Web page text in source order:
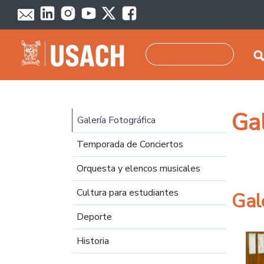
Pasar al contenido principal
Navegación principal
Galería Fotográfica
Temporada de Conciertos
Orquesta y elencos musicales
Cultura para estudiantes
Deporte
Historia